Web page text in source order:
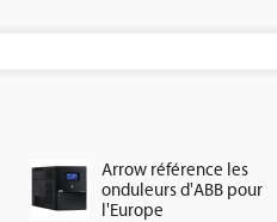
Arrow référence les
onduleurs d'ABB pour
l'Europe